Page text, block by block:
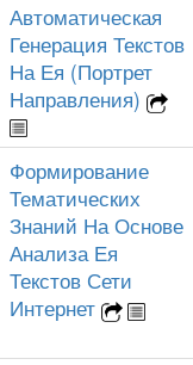
Автоматическая
Генерация Текстов
На Ея (Портрет
Направления)
Формирование
Тематических
Знаний На Основе
Анализа Ея
Текстов Сети
Интернет